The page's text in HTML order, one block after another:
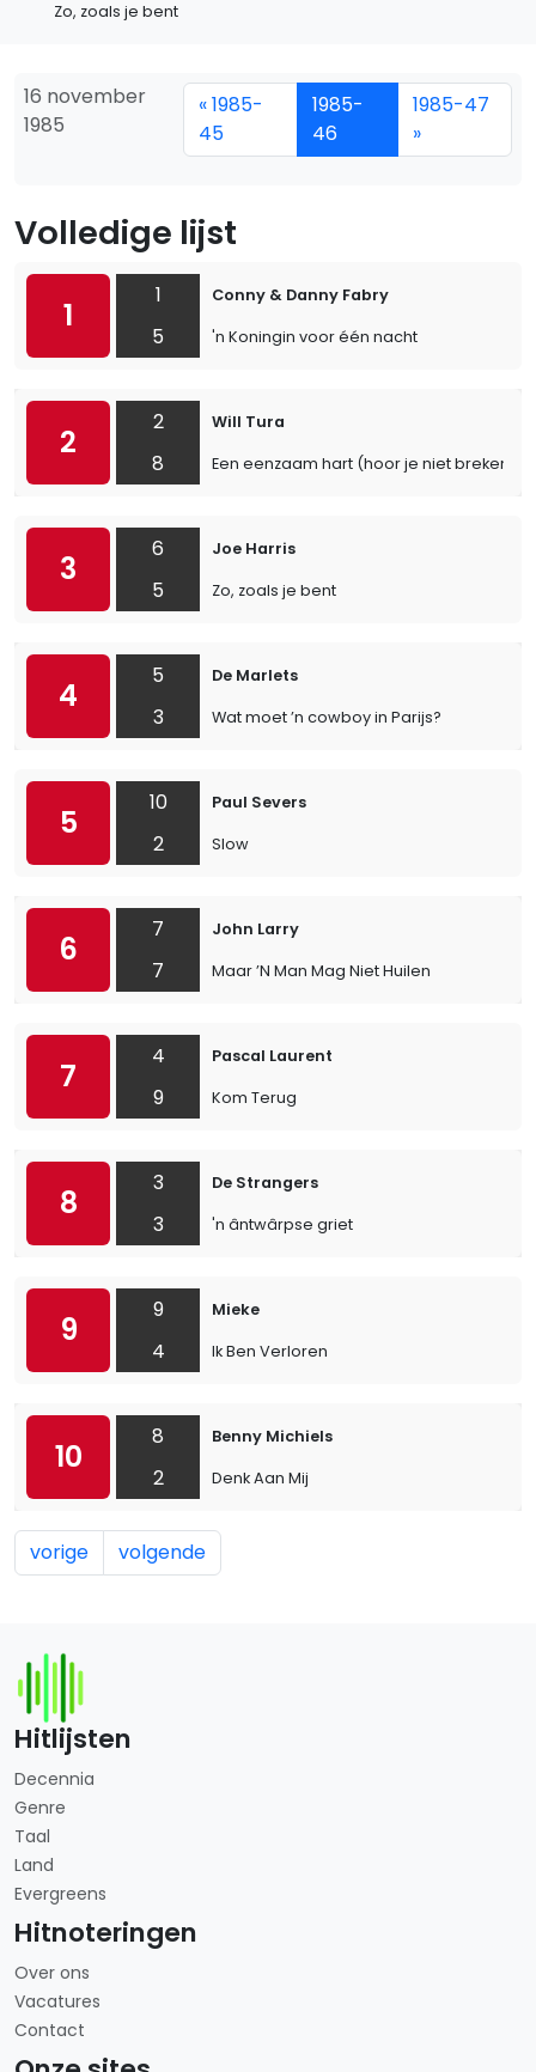
Zo, zoals je bent
16 november
1985
« 1985-
45
1985-
46
1985-47
»
Volledige lijst
1
1
5
Conny & Danny Fabry
'n Koningin voor één nacht
2
2
8
Will Tura
Een eenzaam hart (hoor je niet breken)
3
6
5
Joe Harris
Zo, zoals je bent
4
5
3
De Marlets
Wat moet ’n cowboy in Parijs?
5
10
2
Paul Severs
Slow
6
7
7
John Larry
Maar ’N Man Mag Niet Huilen
7
4
9
Pascal Laurent
Kom Terug
8
3
3
De Strangers
'n ântwârpse griet
9
9
4
Mieke
Ik Ben Verloren
10
8
2
Benny Michiels
Denk Aan Mij
vorige volgende
Hitlijsten
Decennia
Genre
Taal
Land
Evergreens
Hitnoteringen
Over ons
Vacatures
Contact